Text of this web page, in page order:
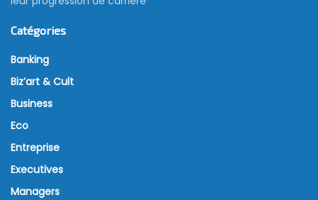
Catégories
Banking
Biz’art & Cult
Business
Eco
Entreprise
Executives
Managers